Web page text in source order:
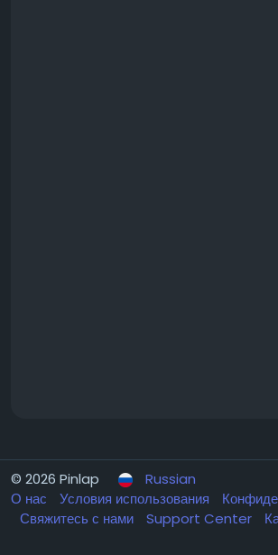
© 2026 Pinlap
Russian
О нас
Условия использования
Свяжитесь с нами
Support Center